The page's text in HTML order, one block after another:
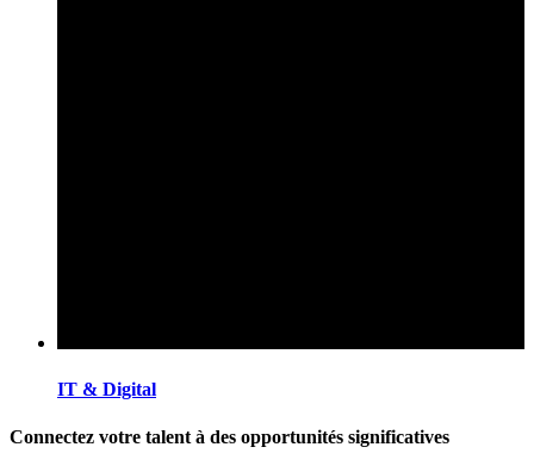
IT & Digital
Connectez votre talent à des opportunités significatives